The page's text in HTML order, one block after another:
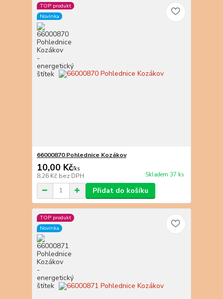
TOP produkt
Novinka
66000870 Pohlednice Kozákov
10,00 Kč/ks
8,26 Kč bez DPH Skladem 37 ks
Přidat do košíku
TOP produkt
Novinka